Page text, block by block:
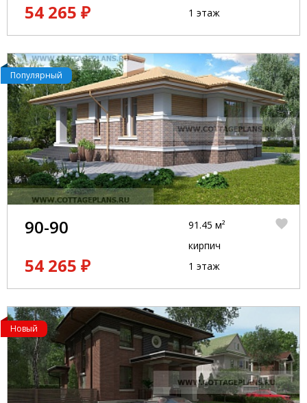
54 265 ₽
1 этаж
Популярный
90-90
54 265 ₽
91.45 м²
кирпич
1 этаж
Новый